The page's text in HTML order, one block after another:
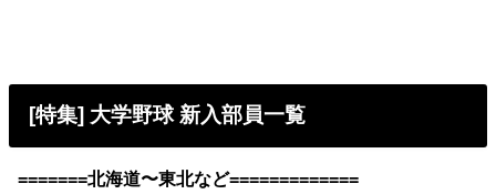
[特集] 大学野球 新入部員一覧
=======北海道〜東北など=============